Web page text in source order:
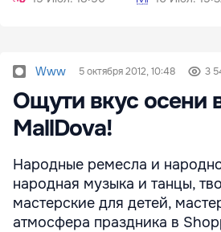
Www 5 октября 2012, 10:48 3
Ощути вкус осени
MallDova!
Народные ремесла и
народная музыка и танцы,
мастерские для детей,
атмосфера праздника в